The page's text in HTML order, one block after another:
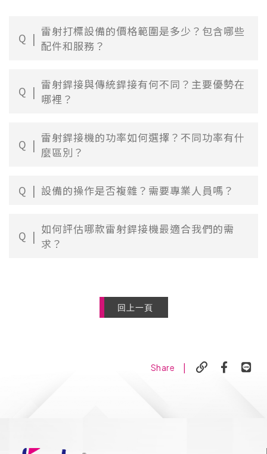
Q
雷射打標設備的價格範圍是多少？包含哪些
配件和服務？
Q
雷射銲接與傳統銲接有何不同？主要優勢在
哪裡？
Q
雷射銲接機的功率如何選擇？不同功率有什
麼區別？
Q 設備的操作是否複雜？需要專業人員嗎？
Q
如何評估哪款雷射銲接機最適合我們的需
求？
回上一頁
Share |